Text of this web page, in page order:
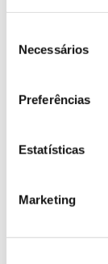
Necessários
Preferências
Estatísticas
Marketing
conhecer
02.07.2026
Registar
cidadãos
25.06.2026